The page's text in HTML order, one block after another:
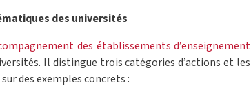
des universités
des établissements d’enseignement
Il distingue trois catégories d’actions et les
des exemples concrets :